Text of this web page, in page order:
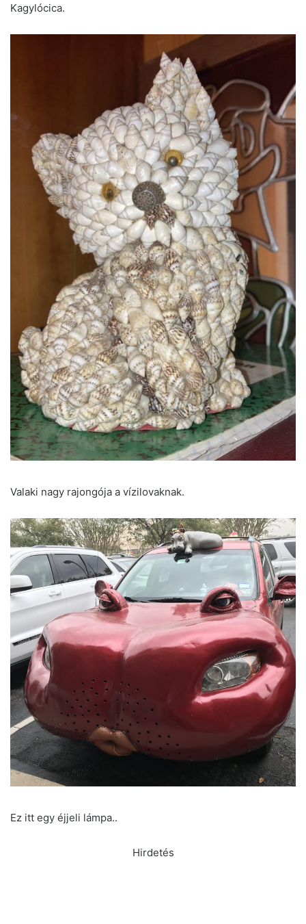
Kagylócica.
Valaki nagy rajongója a vízilovaknak.
Ez itt egy éjjeli lámpa..
Hirdetés